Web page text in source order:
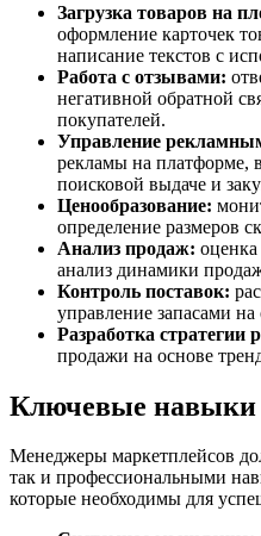
Загрузка товаров на
оформление карточек
написание текстов с
Работа с отзывами:
негативной обратной
покупателей.
Управление
рекламы на платформе,
поисковой выдаче и
Ценообразование:
определение размеров
Анализ продаж:
анализ динамики
Контроль поставок:
управление запасами на
Разработка стратегии
продажи на основе
Ключевые навыки
Менеджеры маркетплейсов
так и профессиональными
которые необходимы для